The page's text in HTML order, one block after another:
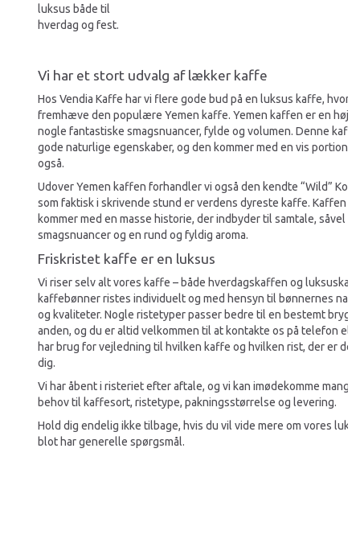
luksus både til
hverdag og fest.
Vi har et stort udvalg af lækker kaffe
Hos Vendia Kaffe har vi flere gode bud på en luksus kaffe, hvor
fremhæve den populære Yemen kaffe. Yemen kaffen er en
nogle fantastiske smagsnuancer, fylde og volumen. Denne kaffe
gode naturlige egenskaber, og den kommer med en vis portion
også.
Udover Yemen kaffen forhandler vi også den kendte “Wild”
som faktisk i skrivende stund er verdens dyreste kaffe. Kaffen
kommer med en masse historie, der indbyder til samtale, såvel
smagsnuancer og en rund og fyldig aroma.
Friskristet kaffe er en luksus
Vi riser selv alt vores kaffe – både hverdagskaffen og
kaffebønner ristes individuelt og med hensyn til bønnernes
og kvaliteter. Nogle ristetyper passer bedre til en bestemt
anden, og du er altid velkommen til at kontakte os på telefon
har brug for vejledning til hvilken kaffe og hvilken rist, der er
dig.
Vi har åbent i risteriet efter aftale, og vi kan imødekomme
behov til kaffesort, ristetype, pakningsstørrelse og levering.
Hold dig endelig ikke tilbage, hvis du vil vide mere om vores
blot har generelle spørgsmål.